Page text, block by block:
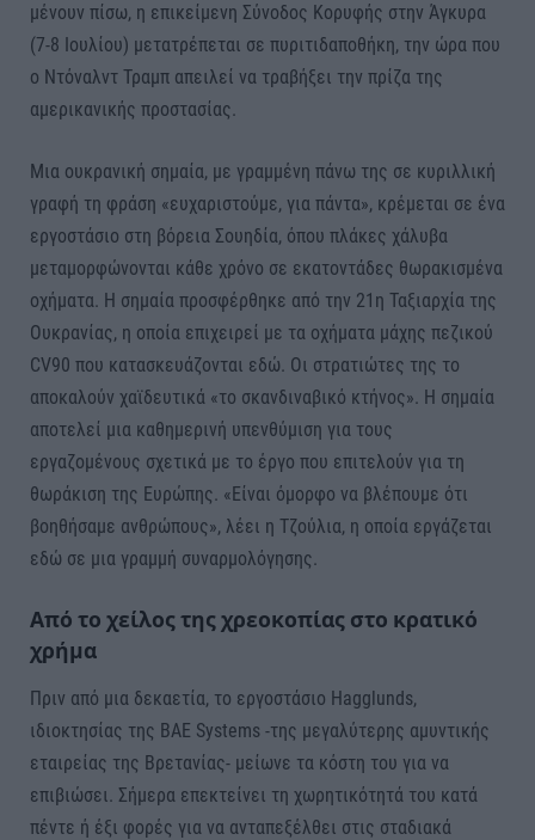
μένουν πίσω, η επικείμενη Σύνοδος Κορυφής στην Άγκυρα
(7-8 Ιουλίου) μετατρέπεται σε πυριτιδαποθήκη, την ώρα που
ο Ντόναλντ Τραμπ απειλεί να τραβήξει την πρίζα της
αμερικανικής προστασίας.
Μια ουκρανική σημαία, με γραμμένη πάνω της σε κυριλλική
γραφή τη φράση «ευχαριστούμε, για πάντα», κρέμεται σε ένα
εργοστάσιο στη βόρεια Σουηδία, όπου πλάκες χάλυβα
μεταμορφώνονται κάθε χρόνο σε εκατοντάδες θωρακισμένα
οχήματα. Η σημαία προσφέρθηκε από την 21η Ταξιαρχία της
Ουκρανίας, η οποία επιχειρεί με τα οχήματα μάχης πεζικού
CV90 που κατασκευάζονται εδώ. Οι στρατιώτες της το
αποκαλούν χαϊδευτικά «το σκανδιναβικό κτήνος». Η σημαία
αποτελεί μια καθημερινή υπενθύμιση για τους
εργαζομένους σχετικά με το έργο που επιτελούν για τη
θωράκιση της Ευρώπης. «Είναι όμορφο να βλέπουμε ότι
βοηθήσαμε ανθρώπους», λέει η Τζούλια, η οποία εργάζεται
εδώ σε μια γραμμή συναρμολόγησης.
Από το χείλος της χρεοκοπίας στο κρατικό
χρήμα
Πριν από μια δεκαετία, το εργοστάσιο Hagglunds,
ιδιοκτησίας της BAE Systems -της μεγαλύτερης αμυντικής
εταιρείας της Βρετανίας- μείωνε τα κόστη του για να
επιβιώσει. Σήμερα επεκτείνει τη χωρητικότητά του κατά
πέντε ή έξι φορές για να ανταπεξέλθει στις σταδιακά